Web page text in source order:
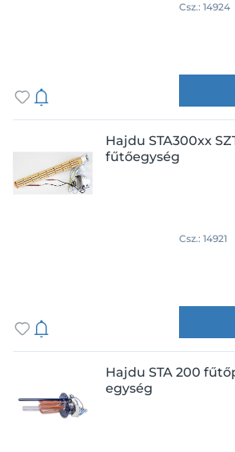
Csz.: 14924
Hajdu STA300xx
fűtőegység
Csz.: 14921
Hajdu STA 200
egység